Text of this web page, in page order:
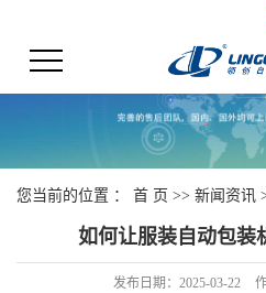
您当前的位置 ： 首 页 >> 新闻资讯
如何让服装自动包装
发布日期： 2025-03-22